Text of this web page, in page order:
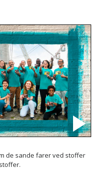
de sande farer ved stoffer